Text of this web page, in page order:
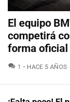
El equipo
competirá
forma oficial
1 COMENTARIOS
HACE 5 AÑOS